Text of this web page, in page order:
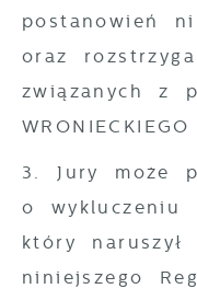
postanowień
oraz
związanych z
3. Jury może
o wykluczeniu
który naruszył
niniejszego